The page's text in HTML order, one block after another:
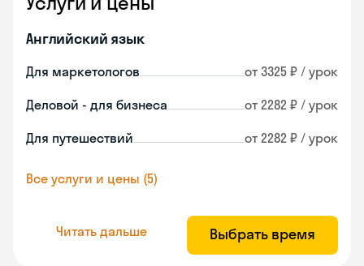
Английский язык
Для маркетологов от 3325 ₽ / урок
Деловой - для бизнеса от 2282 ₽ / урок
Для путешествий от 2282 ₽ / урок
Все услуги и цены (5)
Читать дальше Выбрать время